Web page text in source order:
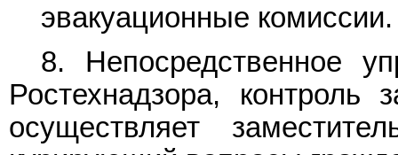
эвакуационные комиссии.
8. Непосредственное
Ростехнадзора, контроль
осуществляет